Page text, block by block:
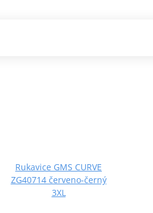
Rukavice GMS CURVE
ZG40714 červeno-černý
3XL